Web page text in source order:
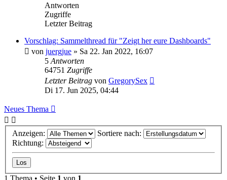
Antworten
Zugriffe
Letzter Beitrag
Vorschlag: Sammelthread für "Zeigt her eure Dashboards"
von juergjue » Sa 22. Jan 2022, 16:07
5 Antworten
64751 Zugriffe
Letzter Beitrag von GregorySex
Di 17. Jun 2025, 04:44
Neues Thema
Anzeigen:
Sortiere nach:
Richtung: